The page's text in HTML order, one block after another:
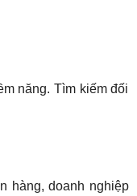
năng. Tìm kiếm đối
hàng, doanh nghiệp